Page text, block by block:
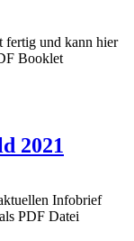
fertig und kann hier
Booklet
2021
Infobrief
PDF Datei